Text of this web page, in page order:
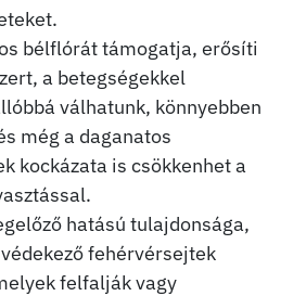
bélflórát támogatja, erősíti
a betegségekkel
válhatunk, könnyebben
még a daganatos
kockázata is csökkenhet a
hatású tulajdonsága,
fehérvérsejtek
felfalják vagy